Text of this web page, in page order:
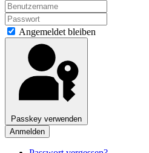
Angemeldet bleiben
Passkey verwenden
Anmelden